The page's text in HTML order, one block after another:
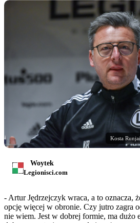
Kosta
Woytek
Legionisci.com
- Artur Jędrzejczyk wraca, a to oznacza,
opcję więcej w obronie. Czy jutro zagra
nie wiem. Jest w dobrej formie, ma dużo